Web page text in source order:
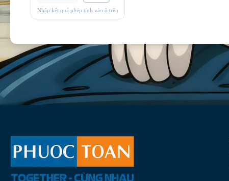
Nhập kết quả phép tính vào ô trên